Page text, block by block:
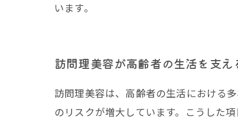
います。
訪問理美容が高齢者の生活を支え
訪問理美容は、高齢者の生活における
のリスクが増大しています。こうした